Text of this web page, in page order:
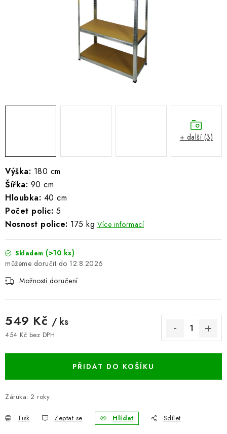
PARKOVACÍ BLOKÁDY
HODNOCENÍ OBCHODU
B2B - VELKOOBCHOD
NAPIŠTE NÁM
KONTAKTY
BLOG
Kontakty Hodnocení obchodu
Odstoupení od kupní smlouvy
Obchodní a dodací podmínky
Ochrana osobních údajú
Cookies
Bezpečnostní certifikáty Moje objednávka
Výška: 180 cm
Šířka: 90 cm
Hloubka: 40 cm
Počet polic: 5
Nosnost police: 175 kg Více informací
Skladem (>10 ks)
12.8.2026
Možnosti doručení
549 Kč / ks
454 Kč bez DPH
PŘIDAT DO KOŠÍKU
Záruka: 2 roky
Tisk Zeptat se Hlídat Sdílet
+ další (3)